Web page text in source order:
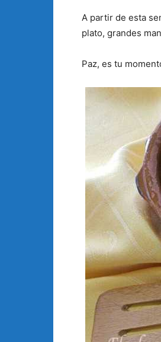
A partir de esta
plato, grandes
Paz, es tu